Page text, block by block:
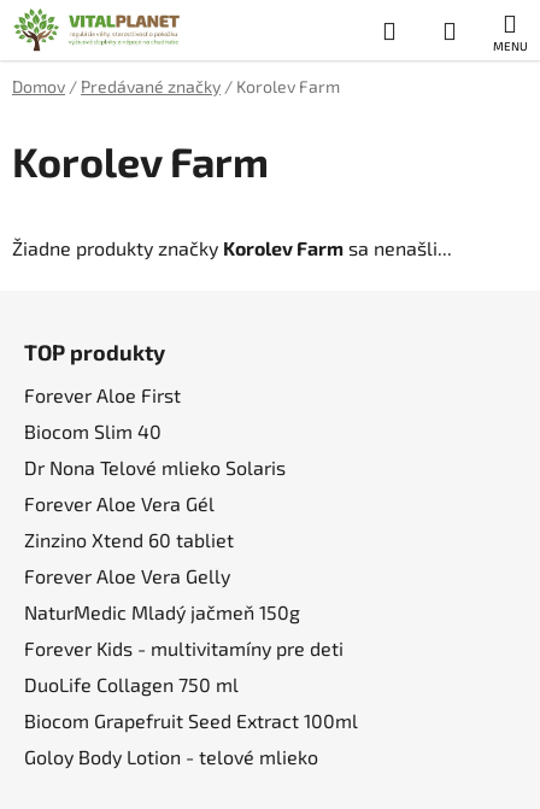
Prejsť
na
obsah
Hľadať
KOŠÍK
Domov / Predávané značky / Korolev Farm
Korolev Farm
Žiadne produkty značky Korolev Farm sa nenašli...
TOP produkty
Forever Aloe First
Biocom Slim 40
Dr Nona Telové mlieko Solaris
Forever Aloe Vera Gél
Zinzino Xtend 60 tabliet
Forever Aloe Vera Gelly
NaturMedic Mladý jačmeň 150g
Forever Kids - multivitamíny pre deti
DuoLife Collagen 750 ml
Biocom Grapefruit Seed Extract 100ml
Goloy Body Lotion - telové mlieko